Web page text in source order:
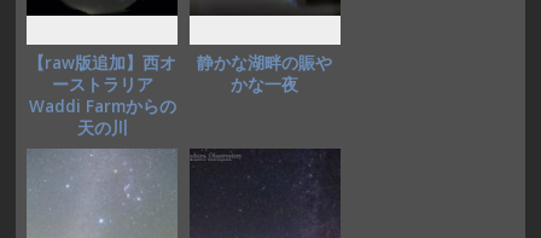
【raw版追加】西オ
ーストラリア
Waddi Farmからの
天の川
静かな湖畔の賑や
かな一夜